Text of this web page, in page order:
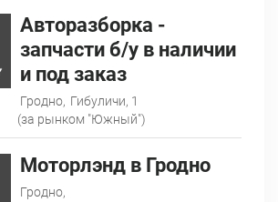
Авторазборка -
запчасти б/у в наличии
и под заказ
Гродно, Гибуличи, 1
(за рынком "Южный")
Моторлэнд в Гродно
Гродно,